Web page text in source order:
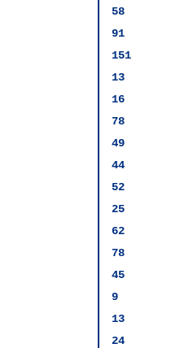
58
91
151
13
16
78
49
44
52
25
62
78
45
9
13
24